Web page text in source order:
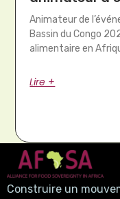
Animateur de
Bassin du Congo
alimentaire en
Lire +
Construire un